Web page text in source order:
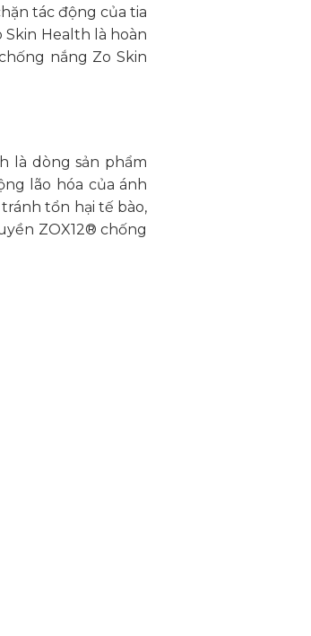
tác động của tia
Health là hoàn
nắng Zo Skin
là dòng sản phẩm
lão hóa của ánh
tổn hại tế bào,
ZOX12® chống